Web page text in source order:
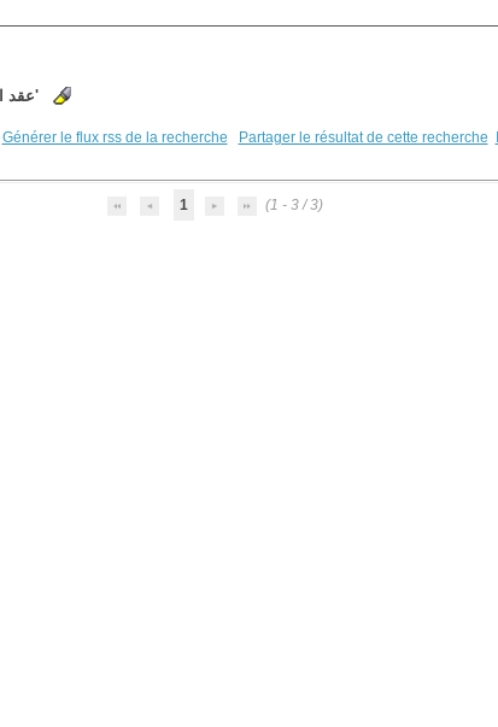
'عقد الضمان'
Générer le flux rss de la recherche Partager le résultat de cette recherche
1 (1 - 3 / 3)